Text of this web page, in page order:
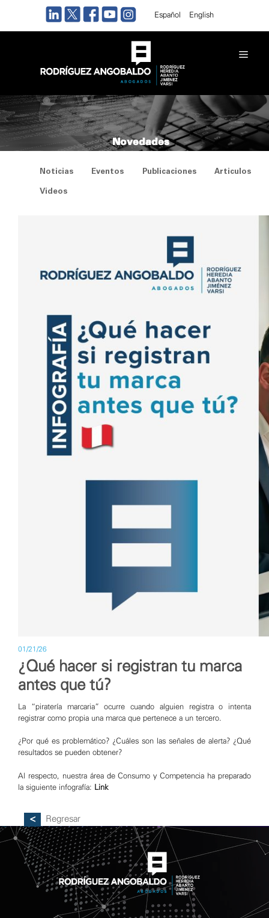
Español English
Novedades
Noticias Eventos Publicaciones Articulos
Videos
01/21/26
¿Qué hacer si registran tu marca
antes que tú?
La “piratería marcaria” ocurre cuando alguien registra o intenta
registrar como propia una marca que pertenece a un tercero.
¿Por qué es problemático? ¿Cuáles son las señales de alerta? ¿Qué
resultados se pueden obtener?
Al respecto, nuestra área de Consumo y Competencia ha preparado
la siguiente infografía: Link
Regresar